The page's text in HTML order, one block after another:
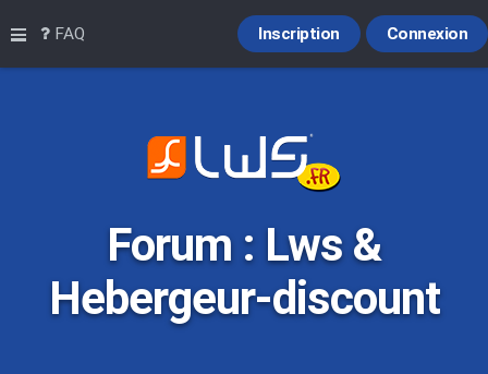
Raccourcis
FAQ Connexion
Inscription
Forum : Lws &
Hebergeur-discount